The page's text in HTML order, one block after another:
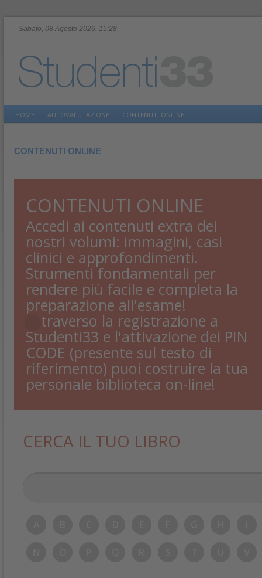
Sabato, 08 Agosto 2026, 15:28
HOME AUTOVALUTAZIONE CONTENUTI ONLINE
CONTENUTI ONLINE
CONTENUTI ONLINE
Accedi ai contenuti extra dei
nostri volumi: immagini, casi
clinici e approfondimenti.
Strumenti fondamentali per
rendere più facile e completa la
preparazione all'esame!
Attraverso la registrazione a
Studenti33 e l'attivazione dei PIN
CODE (presente sul testo di
riferimento) puoi costruire la tua
personale biblioteca on-line!
CERCA IL TUO LIBRO